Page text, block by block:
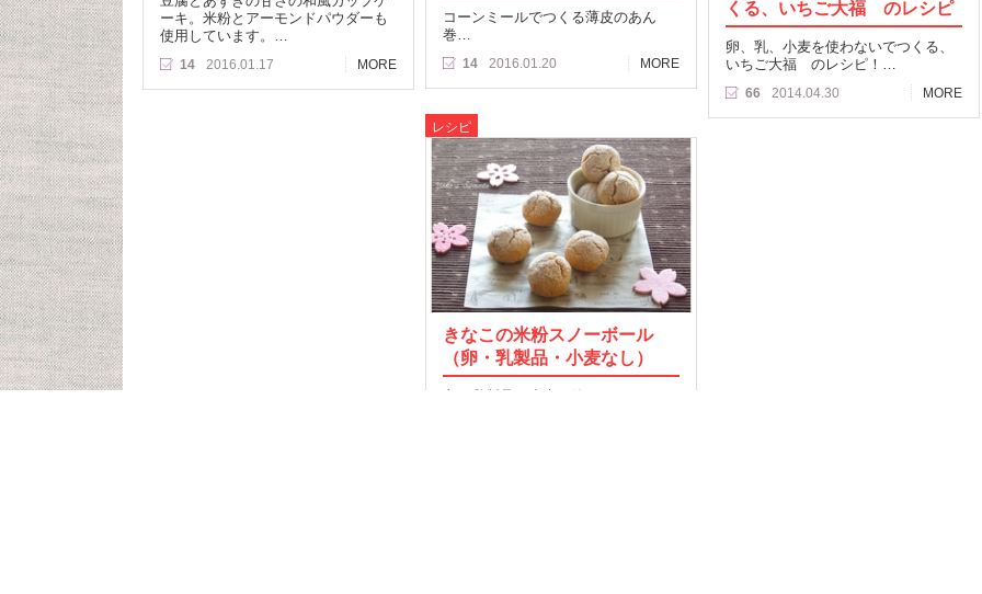
コーンミールでつくる薄皮のあん
巻…
14 2016.01.20 MORE
ーキ。米粉とアーモンドパウダーも
使用しています。…
14 2016.01.17 MORE
くる、いちご大福 のレシピ
卵、乳、小麦を使わないでつくる、
いちご大福 のレシピ！…
66 2014.04.30 MORE
レシピ
きなこの米粉スノーボール
（卵・乳製品・小麦なし）